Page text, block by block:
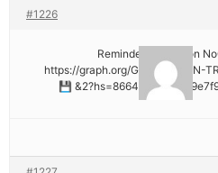
#1226
💾 Reminder: Operation
https://graph.org/GET-BITCOIN-